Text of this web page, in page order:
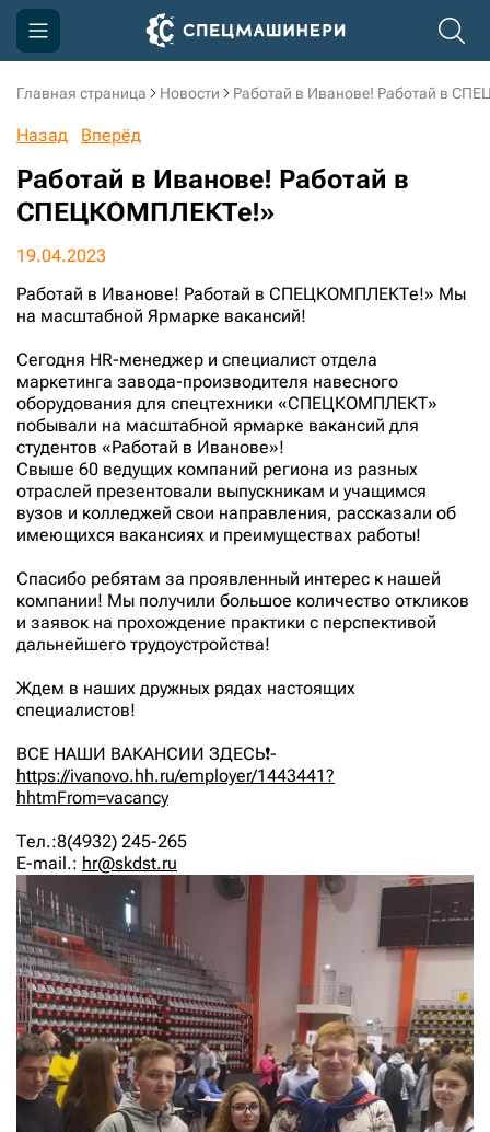
Главная страница Новости Работай в Иванове! Работай в
Назад Вперёд
Работай в Иванове! Работай в
СПЕЦКОМПЛЕКТе!»
19.04.2023
Работай в Иванове! Работай в СПЕЦКОМПЛЕКТе!» Мы
на масштабной Ярмарке вакансий!
Сегодня HR-менеджер и специалист отдела
маркетинга завода-производителя навесного
оборудования для спецтехники «СПЕЦКОМПЛЕКТ»
побывали на масштабной ярмарке вакансий для
студентов «Работай в Иванове»!
Свыше 60 ведущих компаний региона из разных
отраслей презентовали выпускникам и учащимся
вузов и колледжей свои направления, рассказали об
имеющихся вакансиях и преимуществах работы!
Спасибо ребятам за проявленный интерес к нашей
компании! Мы получили большое количество откликов
и заявок на прохождение практики с перспективой
дальнейшего трудоустройства!
Ждем в наших дружных рядах настоящих
специалистов!
ВСЕ НАШИ ВАКАНСИИ ЗДЕСЬ❗-
https://ivanovo.hh.ru/employer/1443441?
hhtmFrom=vacancy
Тел.:8(4932) 245-265
E-mail.: hr@skdst.ru
Компания
Доставка и оплата
Информация
Контакты
3D тур по производству
3D тур по складам
sksale@skdst.ru
+7 (499) 394-50-93